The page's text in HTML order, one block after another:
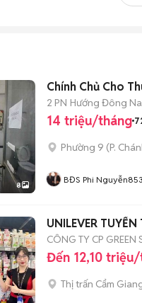
8
Chính Chủ Cho
2 PN Hướng Đông
14 triệu/tháng
Phường 9 (P.
BĐS Phi Nguyễn853
UNILEVER
CÔNG TY CP GREEN
Đến 12,10
Thị trấn Cẩm